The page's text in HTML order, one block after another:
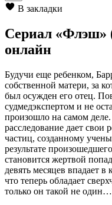
В закладки
Сериал «Флэш»
онлайн
Будучи еще ребенком,
собственной матери, за
был осужден его отец.
судмедэкспертом и не
произошло на самом
расследование дает свои
частиц, созданному
результате
становится жертвой
девять месяцев впадает
что теперь обладает
только он такой не один…